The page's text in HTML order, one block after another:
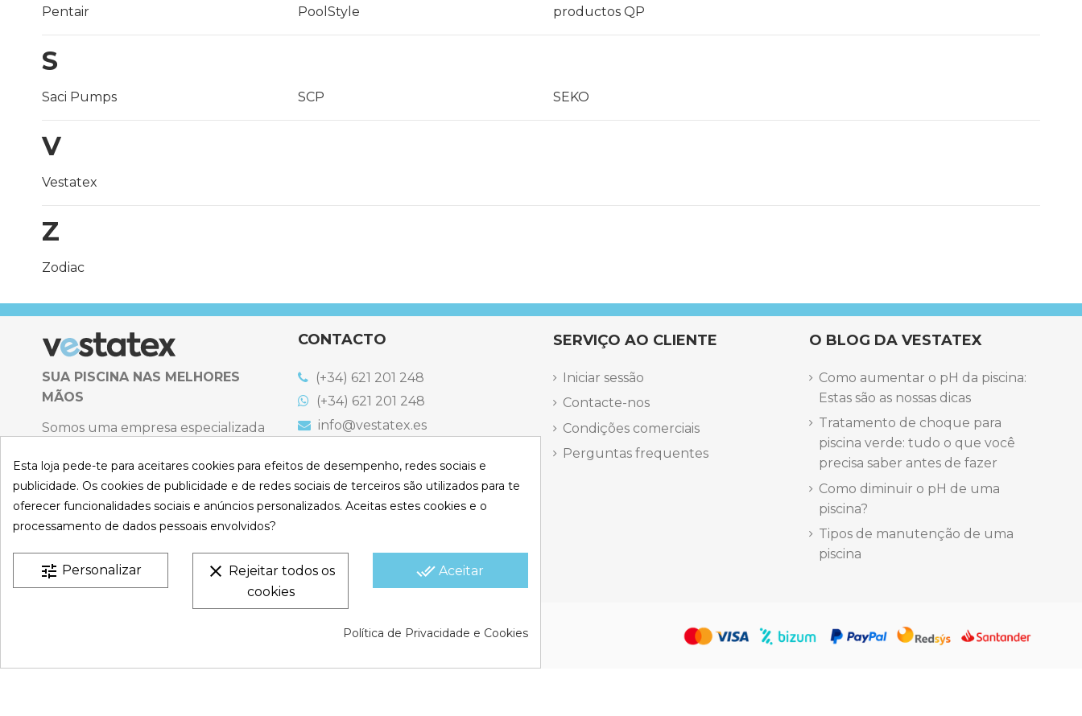
Pentair
PoolStyle
productos QP
S
Saci Pumps SCP SEKO
V
Vestatex
Z
Zodiac
SUA PISCINA NAS MELHORES
MÃOS
Somos uma empresa especializada
piscinas e produtos de filtração,
climatização, limpeza e desinfeção
para piscinas privadas privadas.
CONTACTO
(+34) 621 201 248
(+34) 621 201 248
info@vestatex.es
España
Bulevard dels Musics, 11 | Alicante,
De 9:00 a 15:30 h.
SERVIÇO AO CLIENTE
Iniciar sessão
Contacte-nos
Condições comerciais
Perguntas frequentes
O BLOG DA VESTATEX
Como aumentar o pH da piscina:
Estas são as nossas dicas
Tratamento de choque para
piscina verde: tudo o que você
precisa saber antes de fazer
Como diminuir o pH de uma
piscina?
Tipos de manutenção de uma
piscina
Termos e Condições | Política de Cookies |
Política de
Esta loja pede-te para aceitares cookies para efeitos de desempenho, redes sociais e
publicidade. Os cookies de publicidade e de redes sociais de terceiros são utilizados para te
oferecer funcionalidades sociais e anúncios personalizados. Aceitas estes cookies e o
processamento de dados pessoais envolvidos?
done_all Aceitar
clear Rejeitar todos os
cookies
tune Personalizar
Política de Privacidade e Cookies